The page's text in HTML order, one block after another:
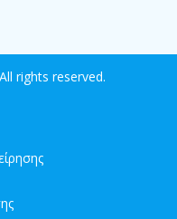
rights reserved.